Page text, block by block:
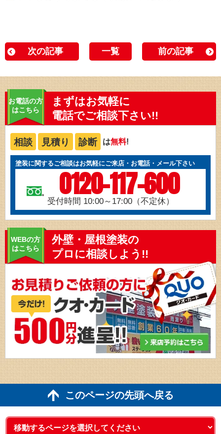
次の記事 一覧 前の記事
お電話の方
はこちら
まずはお気軽に
電話でご相談下さい!!
相談 見積り 診断 は無料!
塗装に関するご相談はお気軽にご来店・お電話・メール下さい
0120-117-600
受付時間 10:00～17:00（不定休）
WEBの方
はこちら
外壁・屋根塗装の
プロに相談しよう!!
このページの先頭へ戻る